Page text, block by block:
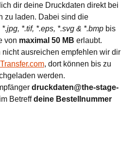
dir deine Druckdaten direkt bei
zu laden. Dabei sind die
*.jpg, *.tif, *.eps, *.svg & *.bmp bis
von maximal 50 MB erlaubt.
ausreichen empfehlen wir dir
, dort können bis zu
werden.
druckdaten@the-stage-
Betreffdeine Bestellnummer